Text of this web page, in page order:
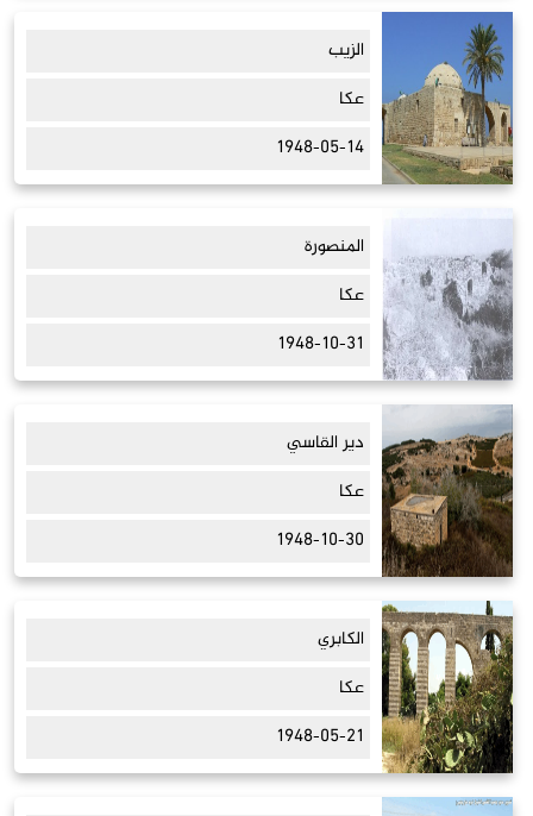
الزيب
عكا
1948-05-14
المنصورة
عكا
1948-10-31
دير القاسي
عكا
1948-10-30
الكابري
عكا
1948-05-21